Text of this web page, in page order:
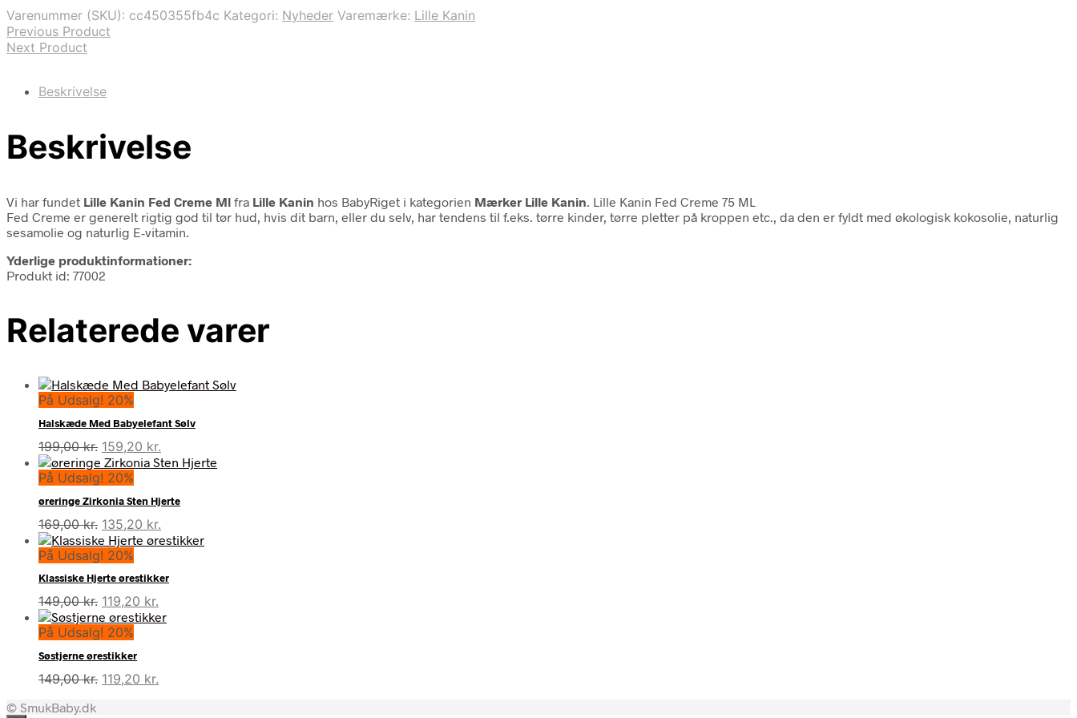
75,00 kr..60,00 kr..
Varenummer (SKU): cc450355fb4c Kategori: Nyheder Varemærke: Lille Kanin
Previous Product
Next Product
Beskrivelse
Beskrivelse
Vi har fundet Lille Kanin Fed Creme Ml fra Lille Kanin hos BabyRiget i kategorien Mærker Lille Kanin . Lille Kanin Fed Creme 75 ML
Fed Creme er generelt rigtig god til tør hud, hvis dit barn, eller du selv, har tendens til f.eks. tørre kinder, tørre pletter på kroppen etc., da den er fyldt med økologisk kokosolie, naturlig
sesamolie og naturlig E-vitamin.
Yderlige produktinformationer:
Produkt id: 77002
Relaterede varer
På Udsalg! 20%
Halskæde Med Babyelefant Sølv
199,00kr. Den
oprindelige
pris
var:
199,00 kr..
159,20 kr.
aktuelle
er:
159,20 kr..
På Udsalg! 20%
øreringe Zirkonia Sten Hjerte
169,00kr. Den
oprindelige
pris
var:
169,00 kr..
135,20 kr.
aktuelle
135,20 kr..
På Udsalg! 20%
Klassiske Hjerte ørestikker
149,00kr. Den
oprindelige
pris
var:
149,00 kr..
119,20 kr.
aktuelle
På Udsalg! 20%
Søstjerne ørestikker
149,00kr. Den
119,20 kr.
© SmukBaby.dk